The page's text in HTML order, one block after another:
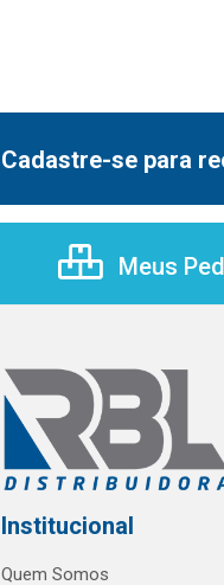
Cadastre-se para
Meus
Institucional
Quem Somos